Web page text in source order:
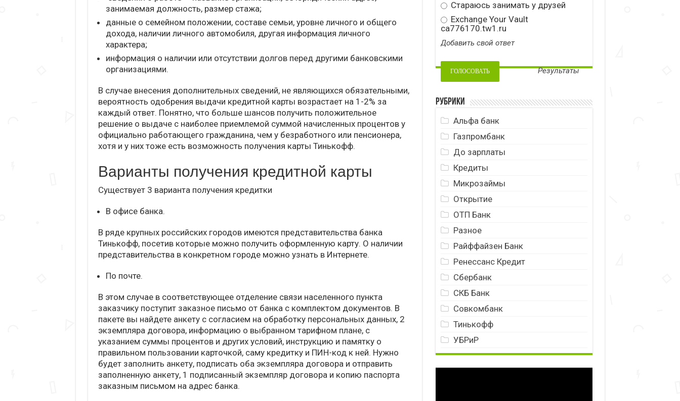
занимаемая должность, размер стажа;
данные о семейном положении, составе семьи, уровне личного и общего
дохода, наличии личного автомобиля, другая информация личного
характера;
информация о наличии или отсутствии долгов перед другими банковскими
организациями.
В случае внесения дополнительных сведений, не являющихся обязательными,
вероятность одобрения выдачи кредитной карты возрастает на 1-2% за
каждый ответ. Понятно, что больше шансов получить положительное
решение о выдаче с наиболее приемлемой суммой начисленных процентов у
официально работающего гражданина, чем у безработного или пенсионера,
хотя и у них тоже есть возможность получения карты Тинькофф.
Варианты получения кредитной карты
Существует 3 варианта получения кредитки
В офисе банка.
В ряде крупных российских городов имеются представительства банка
Тинькофф, посетив которые можно получить оформленную карту. О наличии
представительства в конкретном городе можно узнать в Интернете.
По почте.
В этом случае в соответствующее отделение связи населенного пункта
заказчику поступит заказное письмо от банка с комплектом документов. В
пакете вы найдете анкету с согласием на обработку персональных данных, 2
экземпляра договора, информацию о выбранном тарифном плане, с
указанием суммы процентов и других условий, инструкцию и памятку о
правильном пользовании карточкой, саму кредитку и ПИН-код к ней. Нужно
будет заполнить анкету, подписать оба экземпляра договора и отправить
заполненную анкету, 1 подписанный экземпляр договора и копию паспорта
заказным письмом на адрес банка.
Стараюсь занимать у друзей
Exchange Your Vault
ca776170.tw1.ru
Добавить свой ответ
Результаты
Рубрики
Альфа банк
Газпромбанк
До зарплаты
Кредиты
Микрозаймы
Открытие
ОТП Банк
Разное
Райффайзен Банк
Ренессанс Кредит
Сбербанк
СКБ Банк
Совкомбанк
Тинькофф
УБРиР